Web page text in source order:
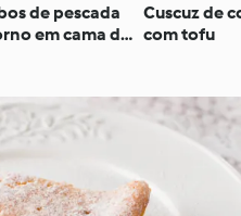
de pescada
em cama de
Cuscuz de
com tofu